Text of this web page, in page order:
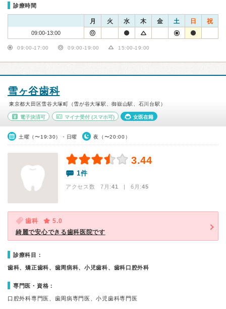
診療時間
月 火 水 木 金 土 日 祝
09:00-13:00
09:00-17:00 09:00-19:00 15:00-19:00
雪ヶ谷歯科
東京都大田区雪谷大塚町（雪が谷大塚駅、御嶽山駅、石川台駅）
電子決済可 マイナ受付(スマホ可) 女医在籍
土曜（〜19:30）・日曜 夜（〜20:00）
3.44
1件
アクセス数 7月:41 | 6月:45
歯科
5.0
綺麗で安心できる歯科医院です
診療科目：
歯科、矯正歯科、歯周病科、小児歯科、歯科口腔外科
専門医・資格：
口腔外科専門医、歯周病専門医、小児歯科専門医